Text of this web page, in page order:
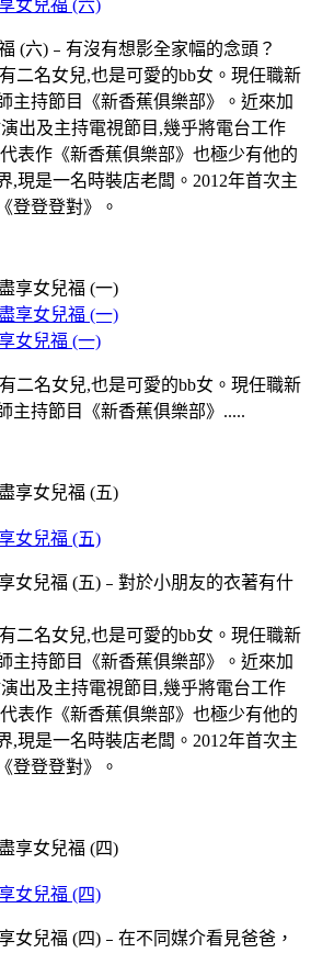
女兒福 (六)
(六)﹣有沒有想影全家幅的念頭？
二名女兒,也是可愛的bb女。現任職新
主持節目《新香蕉俱樂部》。近來加
出及主持電視節目,幾乎將電台工作
表作《新香蕉俱樂部》也極少有他的
,現是一名時裝店老闆。2012年首次主
登登登對》。
女兒福 (一)
二名女兒,也是可愛的bb女。現任職新
主持節目《新香蕉俱樂部》.....
女兒福 (五)
女兒福 (五)﹣對於小朋友的衣著有什
二名女兒,也是可愛的bb女。現任職新
主持節目《新香蕉俱樂部》。近來加
出及主持電視節目,幾乎將電台工作
表作《新香蕉俱樂部》也極少有他的
,現是一名時裝店老闆。2012年首次主
登登登對》。
女兒福 (四)
女兒福 (四)﹣在不同媒介看見爸爸，